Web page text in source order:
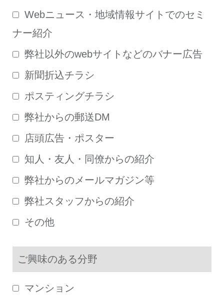
Webニュース・地域情報サイトでのセミ
ナー紹介
弊社以外のwebサイトなどのバナー広告
新聞折込チラシ
ポスティングチラシ
弊社からの郵送DM
店頭広告・ポスター
知人・友人・同僚からの紹介
弊社からのメールマガジン等
弊社スタッフからの紹介
その他
ご興味のある分野
マンション